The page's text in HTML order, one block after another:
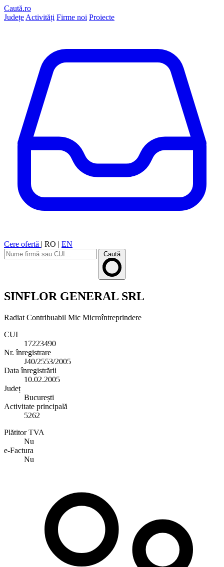
Caută.ro
Județe Activități Firme noi Proiecte
Cere ofertă | RO | EN
Caută
SINFLOR GENERAL SRL
Radiat Contribuabil Mic Microîntreprindere
CUI
17223490
Nr. înregistrare
J40/2553/2005
Data înregistrării
10.02.2005
Județ
București
Activitate principală
5262
Plătitor TVA
Nu
e-Factura
Nu